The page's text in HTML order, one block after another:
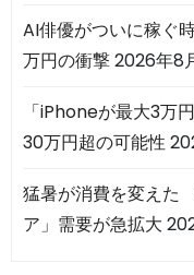
AI俳優がついに稼ぐ
万円の衝撃2026年8
「iPhoneが最大3万
30万円超の可能性
猛暑が消費を変えた
ア」需要が急拡大